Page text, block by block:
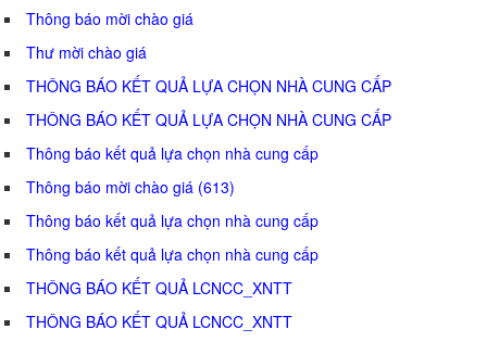
Thông báo mời chào giá
Thư mời chào giá
THÔNG BÁO KẾT QUẢ LỰA CHỌN NHÀ CUNG CẤP
THÔNG BÁO KẾT QUẢ LỰA CHỌN NHÀ CUNG CẤP
Thông báo kết quả lựa chọn nhà cung cấp
Thông báo mời chào giá (613)
Thông báo kết quả lựa chọn nhà cung cấp
Thông báo kết quả lựa chọn nhà cung cấp
THÔNG BÁO KẾT QUẢ LCNCC_XNTT
THÔNG BÁO KẾT QUẢ LCNCC_XNTT